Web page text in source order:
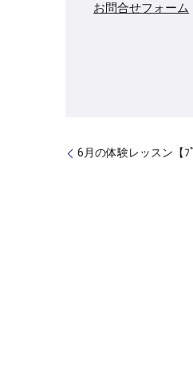
お問合せフォーム
6月の体験レッスン【ﾌﾟ